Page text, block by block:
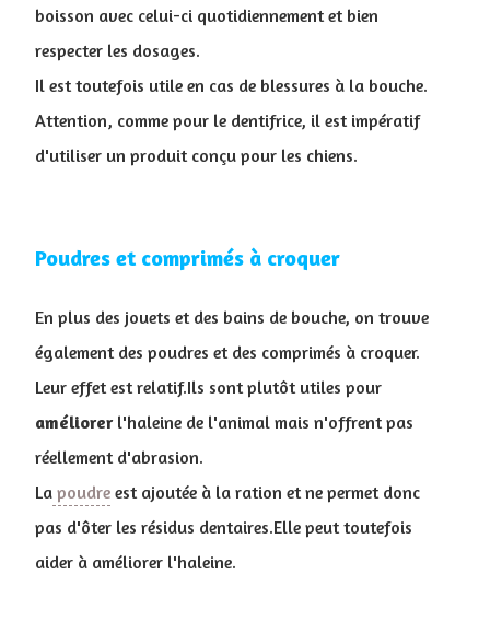
boisson avec celui-ci quotidiennement et bien
respecter les dosages.
Il est toutefois utile en cas de blessures à la bouche.
Attention, comme pour le dentifrice, il est impératif
d'utiliser un produit conçu pour les chiens.
Poudres et comprimés à croquer
En plus des jouets et des bains de bouche, on trouve
également des poudres et des comprimés à croquer.
Leur effet est relatif.Ils sont plutôt utiles pour
améliorerl'haleine de l'animal mais n'offrent pas
réellement d'abrasion.
La poudre est ajoutée à la ration et ne permet donc
pas d'ôter les résidus dentaires.Elle peut toutefois
aider à améliorer l'haleine.